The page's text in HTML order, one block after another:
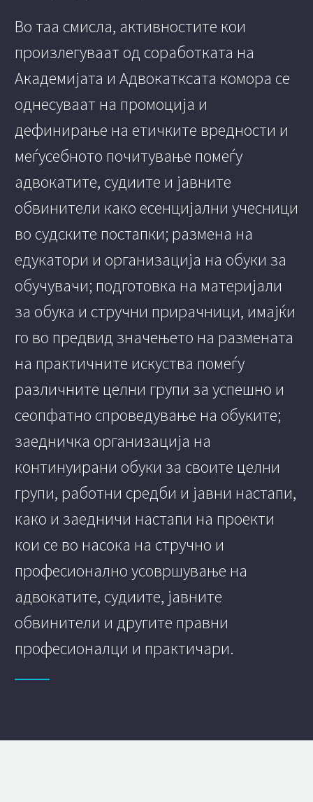
Во таа смисла, активностите кои
произлегуваат од соработката на
Академијата и Адвокатксата комора се
однесуваат на промоција и
дефинирање на етичките вредности и
меѓусебното почитување помеѓу
адвокатите, судиите и јавните
обвинители како есенцијални учесници
во судските постапки; размена на
едукатори и организација на обуки за
обучувачи; подготовка на материјали
за обука и стручни прирачници, имајќи
го во предвид значењето на размената
на практичните искуства помеѓу
различните целни групи за успешно и
сеопфатно спроведување на обуките;
заедничка организација на
континуирани обуки за своите целни
групи, работни средби и јавни настапи,
како и заедничи настапи на проекти
кои се во насока на стручно и
професионално усовршување на
адвокатите, судиите, јавните
обвинители и другите правни
професионалци и практичари.